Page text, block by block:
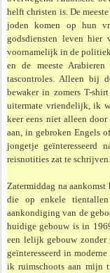
helft christen is. De
joden komen op hun
godsdiensten leven hier
voornamelijk in de
en de meeste
tascontroles. Alleen bij
bewaker in zomers T-
uitermate vriendelijk, ik
keer eens niet alleen
aan, in gebroken Engels
jongetje
reisnotities zat te schrijven.
Zatermiddag na
die op enkele
aankondiging van de
huidige gebouw is in
een lelijk gebouw
geïnteresseerd in
ik ruimschoots aan mijn